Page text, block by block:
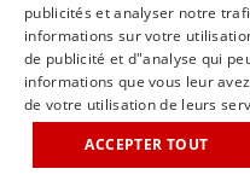
publicités et analyser notre
informations sur votre
de publicité et d"analyse qui
informations que vous leur
de votre utilisation de leurs
ACCEPTER TOUT